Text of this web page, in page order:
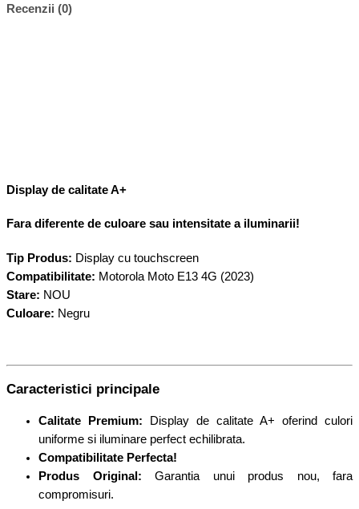
Recenzii (0)
Display de calitate A+
Fara diferente de culoare sau intensitate a iluminarii!
Tip Produs: Display cu touchscreen
Compatibilitate: Motorola Moto E13 4G (2023)
Stare: NOU
Culoare: Negru
Caracteristici principale
Calitate Premium: Display de calitate A+ oferind culori
uniforme si iluminare perfect echilibrata.
Compatibilitate Perfecta!
Produs Original: Garantia unui produs nou, fara
compromisuri.